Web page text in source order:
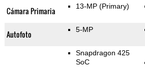
Cámara Primaria 13-MP (Primary)
Autofoto 5-MP
Snapdragon 425
SoC